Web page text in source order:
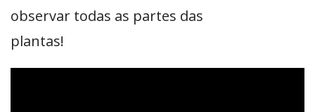
observar todas as partes das
plantas!